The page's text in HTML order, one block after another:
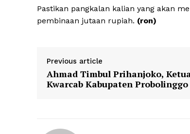
Pastikan pangkalan kalian yang akan
pembinaan jutaan rupiah. (ron)
Previous article
Ahmad Timbul Prihanjoko,
Kwarcab Kabupaten Probolinggo